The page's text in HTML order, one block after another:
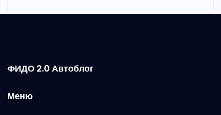
ФИДО 2.0 Автоблог
Меню